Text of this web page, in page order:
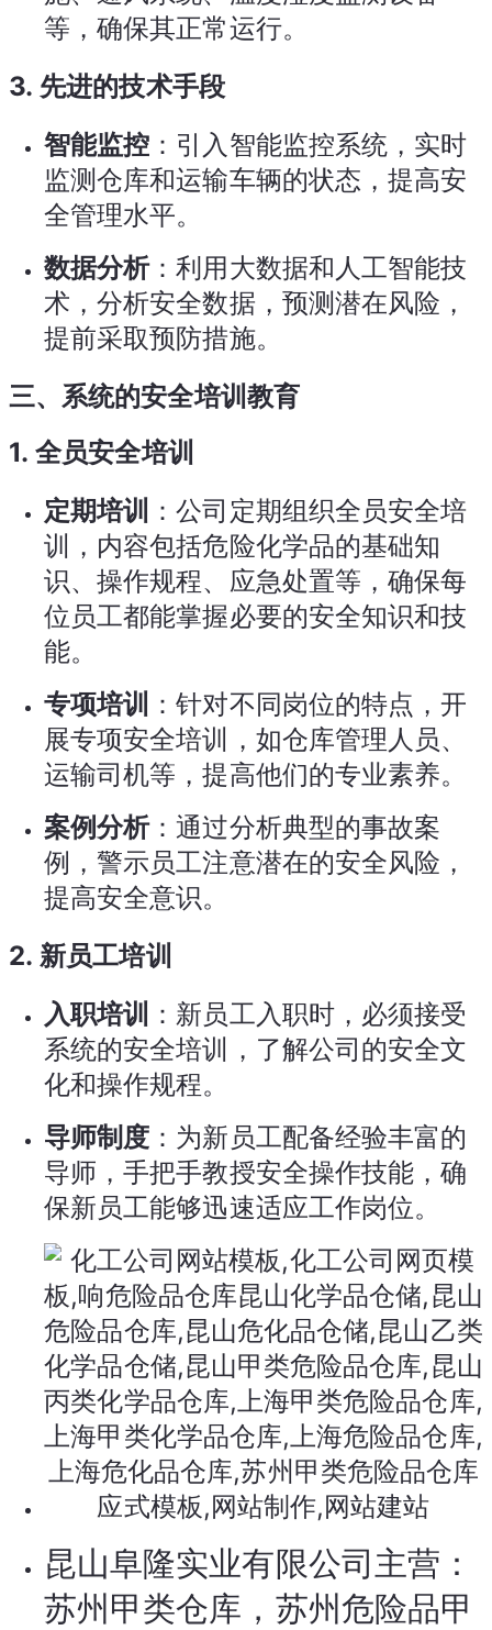
等，确保其正常运行。
3. 先进的技术手段
智能监控 ：引入智能监控系统，实时
监测仓库和运输车辆的状态，提高安
全管理水平。
数据分析：利用大数据和人工智能技
术，分析安全数据，预测潜在风险，
提前采取预防措施。
三、系统的安全培训教育
1.全员安全培训
定期培训 ：公司定期组织全员安全培
训，内容包括危险化学品的基础知
识、操作规程、应急处置等，确保每
位员工都能掌握必要的安全知识和技
能。
专项培训 ：针对不同岗位的特点，开
展专项安全培训，如仓库管理人员、
运输司机等，提高他们的专业素养。
案例分析：通过分析典型的事故案
例，警示员工注意潜在的安全风险，
提高安全意识。
2. 新员工培训
入职培训 ：新员工入职时，必须接受
系统的安全培训，了解公司的安全文
化和操作规程。
导师制度 ：为新员工配备经验丰富的
导师，手把手教授安全操作技能，确
保新员工能够迅速适应工作岗位。
昆山阜隆实业有限公司主营：
苏州甲类仓库，苏州危险品甲